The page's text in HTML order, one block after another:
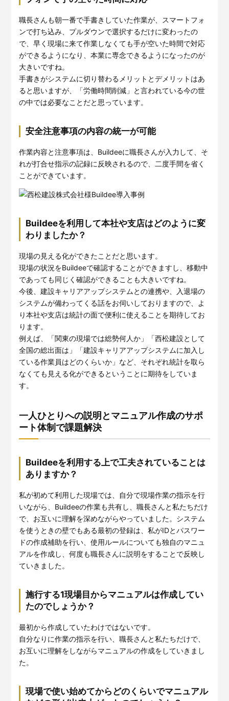
職長さんも朝一番で手書きしていた作業が、スマートフォ
ンで打ち込み、プルダウンで選択するだけに変わったの
で、早く現場に来て作業しなくても手が空いた時間で対応
ができるようになり、本業に専念できるようになったのが
大きいですね。
手書きがシステムに切り替わるメリットとデメリットはあ
ると思いますが、「労働時間削減」と言われている今の世
の中では必要なことだと思っています。
安全注意事項の内容の統一が可能
作業内容と注意事項は、Buildeeに職長さんが入力して、そ
れが打合せ指示の記録に反映されるので、二度手間を省く
ことができています。
Buildeeを利用して本社や支店はどのように変
わりましたか？
現場の見える化ができたことだと思います。
現場の状況をBuildeeで確認することができますし、移動中
であっても同じく確認ができることも大きいですね。
今後、建設キャリアアップシステムとの連携や、入退場の
システムが備わってくる話をお伺いしておりますので、よ
り本社や支店は統計の面で便利に使えることを期待してお
ります。
例えば、「関東の現場では総勢何人か」「西松建設として
全国の総出面は」「建設キャリアアップシステムに加入し
ている作業員はどのくらいか」など、それぞれ統計を取ら
なくても見える化ができるということに期待をしていま
す。
一人ひとりへの説明とマニュアル作成のサポ
ート体制で課題解決
Buildeeを利用する上で工夫されていることは
ありますか？
私が初めて利用した現場では、自分で現場作業の指示を行
いながら、Buildeeの作業も共有し、職長さんと私たちだけ
で、お互いに理解を深めながらやっていました。システム
を使うときの壁でもある最初の登録は、私がIDとパスワー
ドの作成補助を行い、使用ルールについても独自のマニュ
アルを作成し、何度も職長さんに説明をすることで反映し
ていきました。
施行する1現場目からマニュアルは作成してい
たのでしょうか？
最初から作成していたわけではないです。
自分なりに作業の指示を行い、職長さんと私たちだけで、
お互いに理解をしながらマニュアルの作成をしていきまし
た。
現場で使い始めてからどのくらいでマニュアル